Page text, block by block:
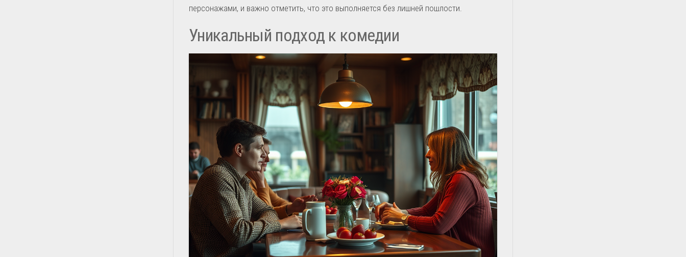
персонажами, и важно отметить, что это выполняется без лишней пошлости.
Уникальный подход к комедии